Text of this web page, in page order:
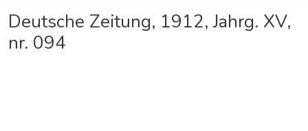
Estatísticas
Deutsche Zeitung, 1912, Jahrg. XV,
nr. 094